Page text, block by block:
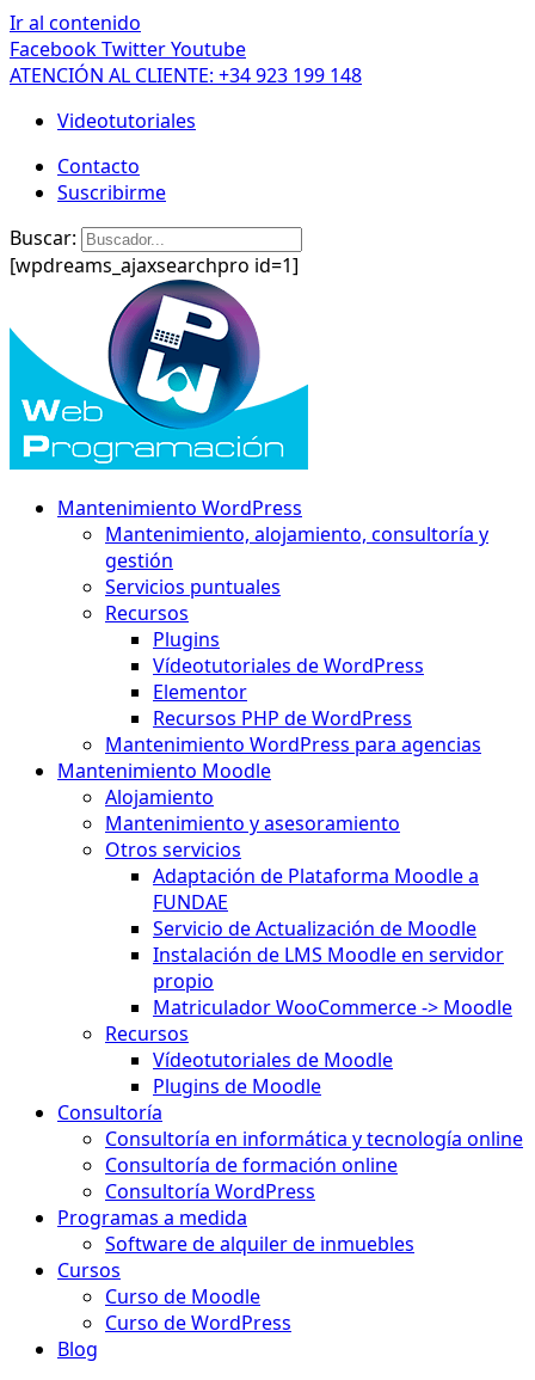
Ir al contenido
FacebookTwitterYoutube
ATENCIÓN AL CLIENTE: +34 923 199 148
Videotutoriales
Contacto
Suscribirme
Buscar:
[wpdreams_ajaxsearchpro id=1]
Mantenimiento WordPress
Mantenimiento, alojamiento, consultoría y
gestión
Servicios puntuales
Recursos
Plugins
Vídeotutoriales de WordPress
Elementor
Recursos PHP de WordPress
Mantenimiento WordPress para agencias
Mantenimiento Moodle
Alojamiento
Mantenimiento y asesoramiento
Otros servicios
Adaptación de Plataforma Moodle a
FUNDAE
Servicio de Actualización de Moodle
Instalación de LMS Moodle en servidor
propio
Matriculador WooCommerce -> Moodle
Recursos
Vídeotutoriales de Moodle
Plugins de Moodle
Consultoría
Consultoría en informática y tecnología online
Consultoría de formación online
Consultoría WordPress
Programas a medida
Software de alquiler de inmuebles
Cursos
Curso de Moodle
Curso de WordPress
Blog